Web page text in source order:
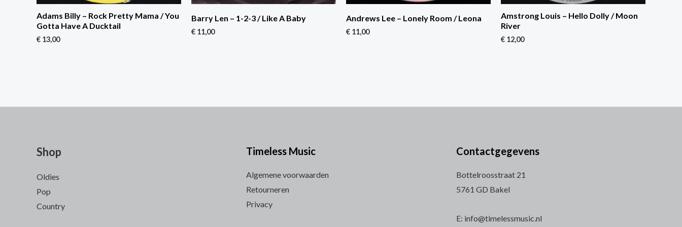
Adams Billy – Rock Pretty Mama / You
Gotta Have A Ducktail
€ 13,00
Barry Len – 1-2-3 / Like A Baby
€ 11,00
Andrews Lee – Lonely Room / Leona
€ 11,00
Amstrong Louis – Hello Dolly / Moon
River
€ 12,00
Shop
Oldies
Pop
Country
Timeless Music
Algemene voorwaarden
Retourneren
Privacy
Contactgegevens
Bottelroosstraat 21
5761 GD Bakel
E: info@timelessmusic.nl